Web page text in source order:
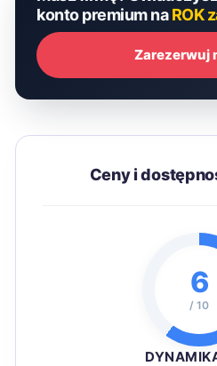
konto premium naROK
Zarezerwuj
Ceny i
6
/ 10